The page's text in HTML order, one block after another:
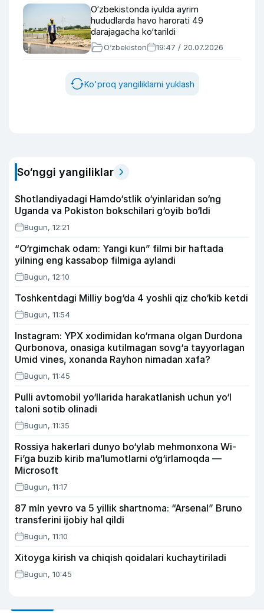
O‘zbekistonda iyulda ayrim
hududlarda havo harorati 49
darajagacha ko‘tarildi
O‘zbekiston 19:47 / 20.07.2026
Ko'proq yangiliklarni yuklash
So‘nggi yangiliklar
Shotlandiyadagi Hamdo‘stlik o‘yinlaridan so‘ng
Uganda va Pokiston bokschilari g‘oyib bo‘ldi
Bugun, 12:21
“O‘rgimchak odam: Yangi kun” filmi bir haftada
yilning eng kassabop filmiga aylandi
Bugun, 12:10
Toshkentdagi Milliy bog‘da 4 yoshli qiz cho‘kib ketdi
Bugun, 11:54
Instagram: YPX xodimidan ko‘rmana olgan Durdona
Qurbonova, onasiga kutilmagan sovg‘a tayyorlagan
Umid vines, xonanda Rayhon nimadan xafa?
Bugun, 11:45
Pulli avtomobil yo‘llarida harakatlanish uchun yo‘l
taloni sotib olinadi
Bugun, 11:35
Rossiya hakerlari dunyo bo‘ylab mehmonxona Wi-
Fi’ga buzib kirib ma’lumotlarni o‘g‘irlamoqda —
Microsoft
Bugun, 11:17
87 mln yevro va 5 yillik shartnoma: “Arsenal” Bruno
transferini ijobiy hal qildi
Bugun, 11:10
Xitoyga kirish va chiqish qoidalari kuchaytiriladi
Bugun, 10:45